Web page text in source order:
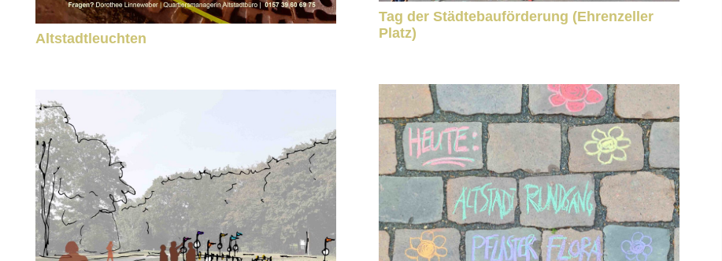
Altstadtleuchten
Tag der Städtebauförderung (Ehrenzeller
Platz)